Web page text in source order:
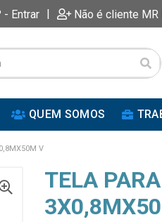
Entrar | Não é cliente
QUEM SOMOS
V
TELA